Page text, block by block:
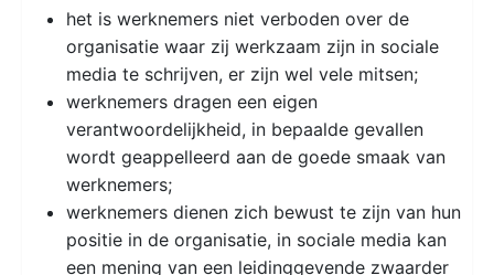
het is werknemers niet verboden over de
organisatie waar zij werkzaam zijn in sociale
media te schrijven, er zijn wel vele mitsen;
werknemers dragen een eigen
verantwoordelijkheid, in bepaalde gevallen
wordt geappelleerd aan de goede smaak van
werknemers;
werknemers dienen zich bewust te zijn van hun
positie in de organisatie, in sociale media kan
een mening van een leidinggevende zwaarder